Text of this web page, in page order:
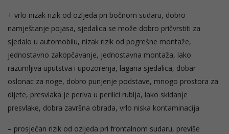
+ vrlo nizak rizik od ozljeda pri bočnom sudaru, dobro
namještanje pojasa, sjedalica se može dobro pričvrstiti za
sjedalo u automobilu, nizak rizik od pogrešne montaže,
jednostavno zakopčavanje, jednostavna montaža, lako
razumljiva uputstva i upozorenja, lagana sjedalica, dobar
oslonac za noge, dobro punjenje podstave, mnogo prostora za
dijete, presvlaka je periva u perilici rublja, lako skidanje
presvlake, dobra završna obrada, vrlo niska kontaminacija
– prosječan rizik od ozljeda pri frontalnom sudaru, previše